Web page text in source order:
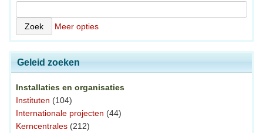
Meer opties
Geleid zoeken
Installaties en organisaties
Instituten (104)
Internationale projecten (44)
Kerncentrales (212)